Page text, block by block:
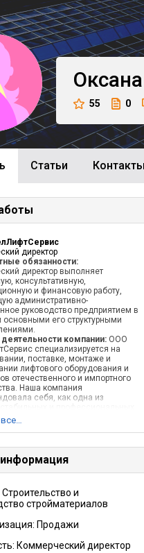
Оксана
55 0
Cтатьи Контакты
директор
обязанности:
директор выполняет
консультативную,
и финансовую работу,
административно-
руководство предприятием в
его структурными
компании: ООО
специализируется на
поставке, монтаже и
лифтового оборудования и
отечественного и импортного
Наша компания
себя, как одна из
отрасли.
и
стройматериалов
Продажи
Коммерческий директор